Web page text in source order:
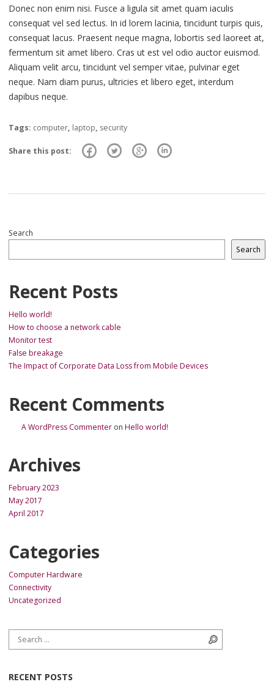
Donec non enim nisi. Fusce a ligula sit amet quam iaculis
consequat vel sed lectus. In id lorem lacinia, tincidunt turpis quis,
consequat lacus. Praesent neque magna, lobortis sed laoreet at,
fermentum sit amet libero. Cras ut est vel odio auctor euismod.
Aliquam velit arcu, tincidunt vel semper vitae, pulvinar eget
neque. Nam diam purus, ultricies et libero eget, interdum
dapibus neque.
Tags: computer, laptop, security
Share this post:
Search
Search
Recent Posts
Hello world!
How to choose a network cable
Monitor test
False breakage
The Impact of Corporate Data Loss from Mobile Devices
Recent Comments
A WordPress Commenter on Hello world!
Archives
February 2023
May 2017
April 2017
Categories
Computer Hardware
Connectivity
Uncategorized
Search for:
RECENT POSTS